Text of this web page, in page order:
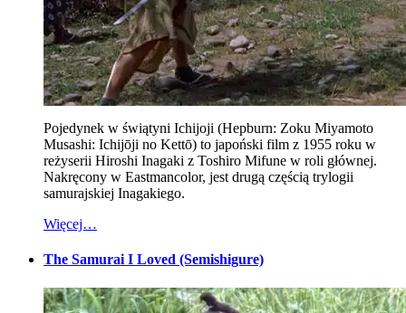
Pojedynek w świątyni Ichijoji (Hepburn: Zoku Miyamoto
Musashi: Ichijōji no Kettō) to japoński film z 1955 roku w
reżyserii Hiroshi Inagaki z Toshiro Mifune w roli głównej.
Nakręcony w Eastmancolor, jest drugą częścią trylogii
samurajskiej Inagakiego.
Więcej…
The Samurai I Loved (Semishigure)